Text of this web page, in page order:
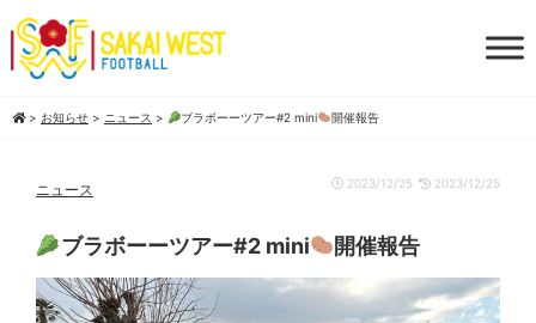
> お知らせ > ニュース > ブラボーーツアー#2 mini 開催報告
ニュース 2023/12/25 2023/12/25
ブラボーーツアー#2 mini 開催報告